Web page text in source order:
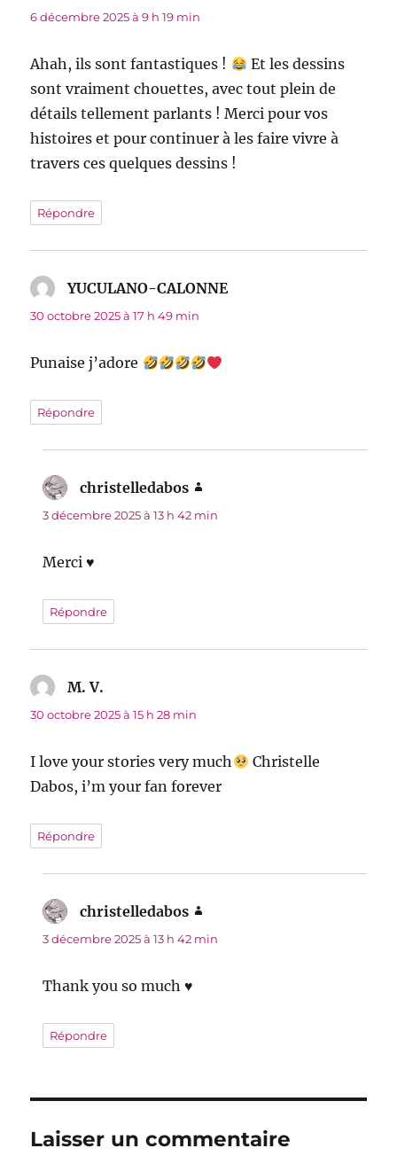
6 décembre 2025 à 9 h 19 min
Ahah, ils sont fantastiques !
Et les dessins
sont vraiment chouettes, avec tout plein de
détails tellement parlants ! Merci pour vos
histoires et pour continuer à les faire vivre à
travers ces quelques dessins !
Répondre
YUCULANO-CALONNEdit :
30 octobre 2025 à 17 h 49 min
Punaise j’adore
Répondre
christelledabos
3 décembre 2025 à 13 h 42 min
Merci ♥
Répondre
M. V.
30 octobre 2025 à 15 h 28 min
I love your stories very much
Christelle
Dabos, i’m your fan forever
Répondre
christelledabos
3 décembre 2025 à 13 h 42 min
Thank you so much ♥
Répondre
Laisser un commentaire